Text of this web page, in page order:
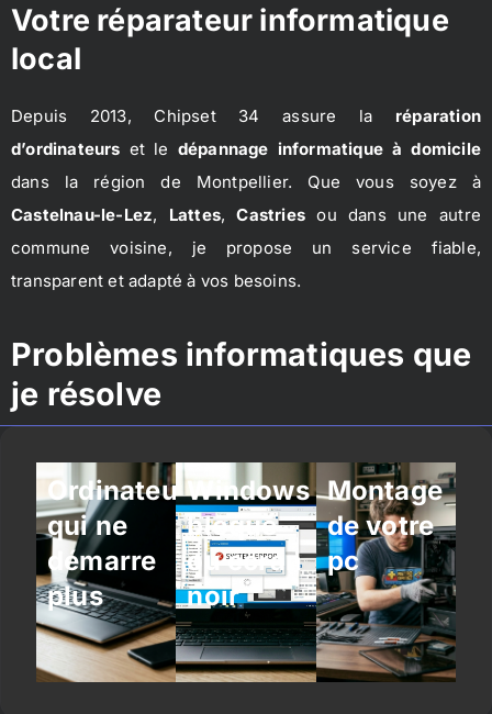
Votre réparateur informatique
local
Depuis 2013, Chipset 34 assure la réparation
d’ordinateurs et le dépannage informatique à domicile
dans la région de Montpellier. Que vous soyez à
Castelnau-le-Lez, Lattes,Castries ou dans une autre
commune voisine, je propose un service fiable,
transparent et adapté à vos besoins.
Problèmes informatiques que
je résolve
Ordinateur
qui ne
démarre
plus
Windows
bloqué
ou écran
noir
Montage
de votre
pc